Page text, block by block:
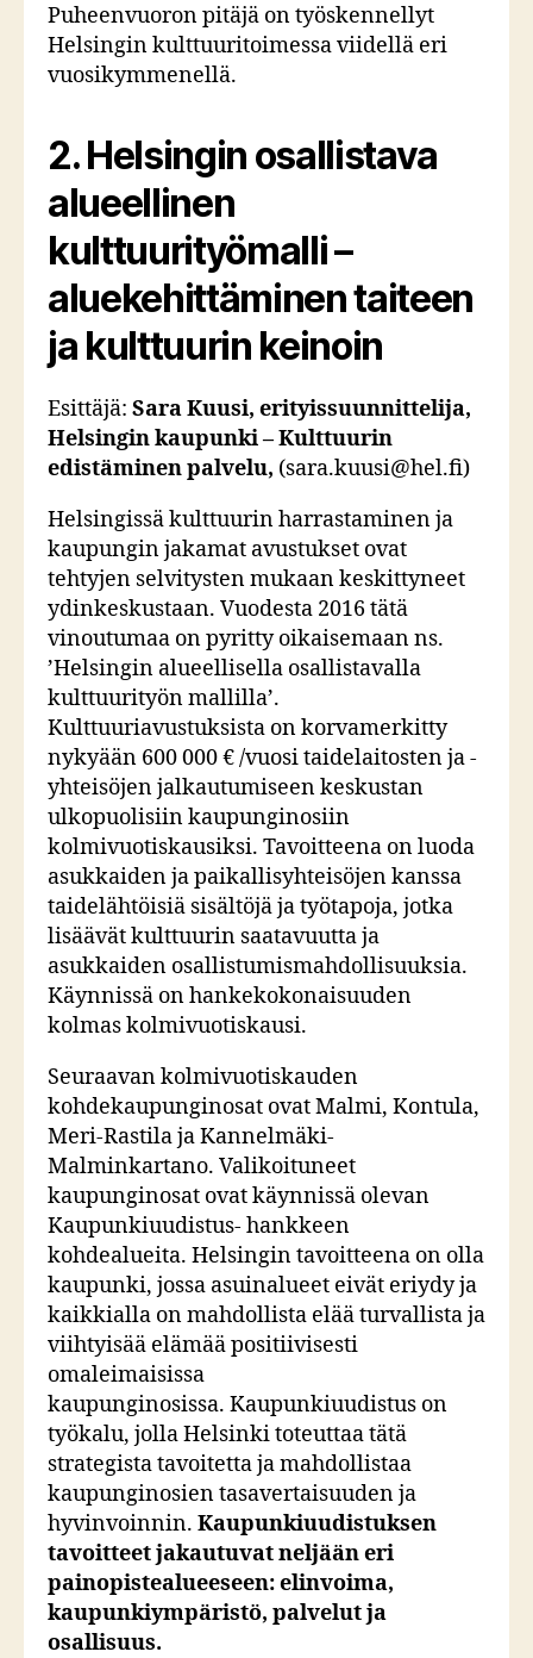
Puheenvuoron pitäjä on työskennellyt
Helsingin kulttuuritoimessa viidellä eri
vuosikymmenellä.
2.Helsingin osallistava
alueellinen
kulttuurityömalli –
aluekehittäminen taiteen
ja kulttuurin keinoin
Esittäjä: Sara Kuusi, erityissuunnittelija,
Helsingin kaupunki – Kulttuurin
edistäminen palvelu, (sara.kuusi@hel.fi)
Helsingissä kulttuurin harrastaminen ja
kaupungin jakamat avustukset ovat
tehtyjen selvitysten mukaan keskittyneet
ydinkeskustaan. Vuodesta 2016 tätä
vinoutumaa on pyritty oikaisemaan ns.
’Helsingin alueellisella osallistavalla
kulttuurityön mallilla’.
Kulttuuriavustuksista on korvamerkitty
nykyään 600 000 € /vuosi taidelaitosten ja -
yhteisöjen jalkautumiseen keskustan
ulkopuolisiin kaupunginosiin
kolmivuotiskausiksi. Tavoitteena on luoda
asukkaiden ja paikallisyhteisöjen kanssa
taidelähtöisiä sisältöjä ja työtapoja, jotka
lisäävät kulttuurin saatavuutta ja
asukkaiden osallistumismahdollisuuksia.
Käynnissä on hankekokonaisuuden
kolmas kolmivuotiskausi.
Seuraavan kolmivuotiskauden
kohdekaupunginosat ovat Malmi, Kontula,
Meri-Rastila ja Kannelmäki-
Malminkartano. Valikoituneet
kaupunginosat ovat käynnissä olevan
Kaupunkiuudistus- hankkeen
kohdealueita. Helsingin tavoitteena on olla
kaupunki, jossa asuinalueet eivät eriydy ja
kaikkialla on mahdollista elää turvallista ja
viihtyisää elämää positiivisesti
omaleimaisissa
kaupunginosissa. Kaupunkiuudistus on
työkalu, jolla Helsinki toteuttaa tätä
strategista tavoitetta ja mahdollistaa
kaupunginosien tasavertaisuuden ja
hyvinvoinnin. Kaupunkiuudistuksen
tavoitteet jakautuvat neljään eri
painopistealueeseen: elinvoima,
kaupunkiympäristö, palvelut ja
osallisuus.